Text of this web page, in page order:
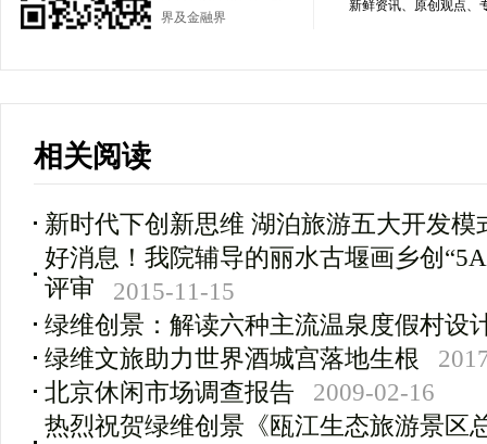
界及金融界
新鲜资讯、原创观点、
相关阅读
新时代下创新思维 湖泊旅游五大开发模
好消息！我院辅导的丽水古堰画乡创
评审
2015-11-15
绿维创景：解读六种主流温泉度假村设
绿维文旅助力世界酒城宫落地生根
北京休闲市场调查报告
2009-02-16
热烈祝贺绿维创景《瓯江生态旅游景区